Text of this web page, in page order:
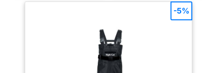
pratique】Mesurant 19 cm / 7,5
pouces et pesant seulement 145
g/0,32 lb, cette sangle de
moment et n'importe où lorsque
-5%